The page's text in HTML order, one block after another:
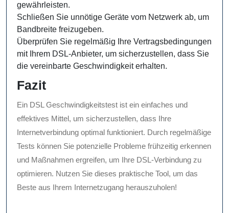
gewährleisten.
Schließen Sie unnötige Geräte vom Netzwerk ab, um
Bandbreite freizugeben.
Überprüfen Sie regelmäßig Ihre Vertragsbedingungen
mit Ihrem DSL-Anbieter, um sicherzustellen, dass Sie
die vereinbarte Geschwindigkeit erhalten.
Fazit
Ein DSL Geschwindigkeitstest ist ein einfaches und
effektives Mittel, um sicherzustellen, dass Ihre
Internetverbindung optimal funktioniert. Durch regelmäßige
Tests können Sie potenzielle Probleme frühzeitig erkennen
und Maßnahmen ergreifen, um Ihre DSL-Verbindung zu
optimieren. Nutzen Sie dieses praktische Tool, um das
Beste aus Ihrem Internetzugang herauszuholen!